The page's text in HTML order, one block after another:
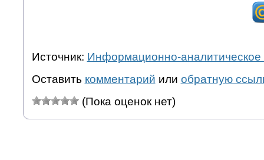
Источник: Информационно-аналитическое
Оставить комментарий или обратную
(Пока оценок нет)